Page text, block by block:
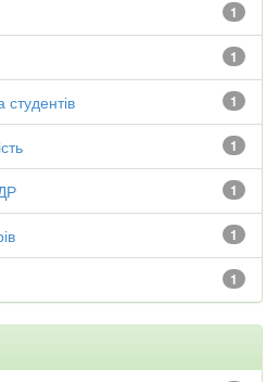
1
1
1
1
1
1
1